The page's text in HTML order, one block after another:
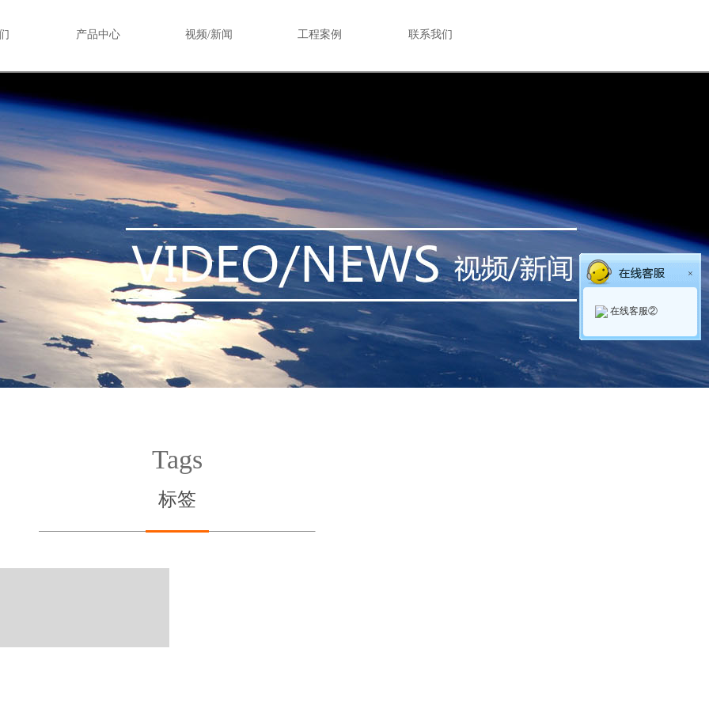
产品中心 视频/新闻 工程案例 联系我们
Tags
标签
×
在线客服②